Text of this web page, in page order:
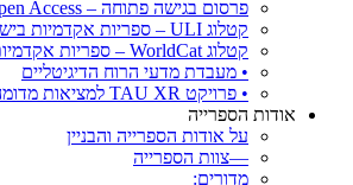
פרסום בגישה פתוחה – Open Access
קטלוג ULI – ספריות אקדמיות בישראל
קטלוג WorldCat – ספריות אקדמיות בעולם
• מעבדת מדעי הרוח הדיגיטליים
• פרויקט TAU XR למציאות מדומה
אודות הספרייה
על אודות הספרייה והבניין
—צוות הספרייה
מדורים: